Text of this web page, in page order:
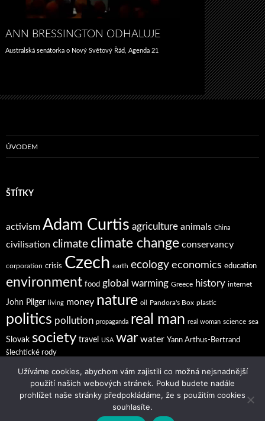
ANN BRESSINGTON ODHALUJE
Australská senátorka o Nový Světový Řád, Agenda 21
ÚVODEM
ŠTÍTKY
activism Adam Curtis agriculture animals China
civilisation climate climate change conservancy
corporation crisis Czech earth ecology economics education
environment food global warming Greece history internet
John Pilger living money nature oil Pandora's Box plastic
politics pollution propaganda real man real woman science sea
Slovak society travel USA war water Yann Arthus-Bertrand
šlechtické rody
Užíváme cookies, abychom vám zajistili co možná nejsnadnější
použití našich webových stránek. Pokud budete nadále
prohlížet naše stránky předpokládáme, že s použitím cookies
souhlasíte.